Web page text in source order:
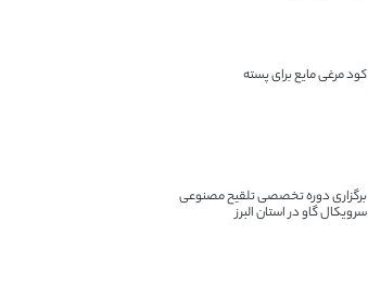
کود مرغی مایع برای پسته
برگزاری دوره تخصصی تلقیح مصنوعی
سرویکال گاو در استان البرز